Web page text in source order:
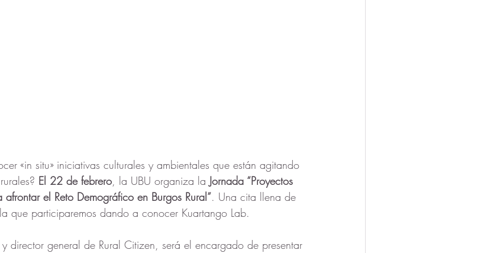
«in situ» iniciativas culturales y ambientales que están agitando
El 22 de febrero, la UBU organiza la Jornada “Proyectos
el Reto Demográfico en Burgos Rural”. Una cita llena de
que participaremos dando a conocer Kuartango Lab.
director general de Rural Citizen, será el encargado de presentar